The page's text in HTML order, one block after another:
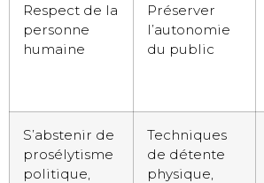
Respect de la
personne
humaine
Préserver
l’autonomie
du public
S’abstenir de
prosélytisme
politique,
Techniques
de détente
physique,